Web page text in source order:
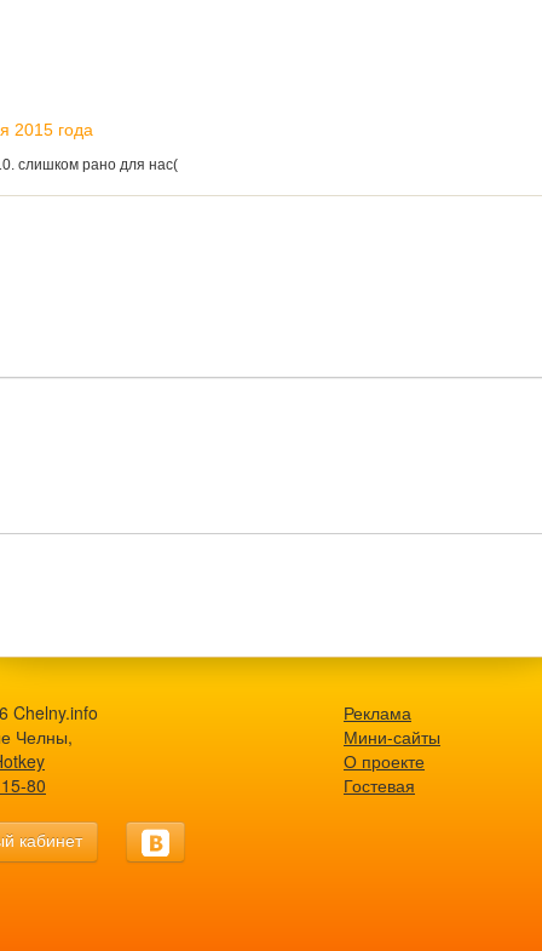
2015 года
слишком рано для нас(
Chelny.info
Челны,
80
кабинет
Реклама
Мини-сайты
О проекте
Гостевая